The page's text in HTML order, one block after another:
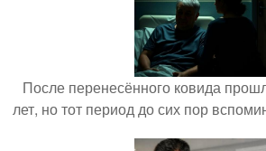
После перенесённого ковида
лет, но тот период до сих пор